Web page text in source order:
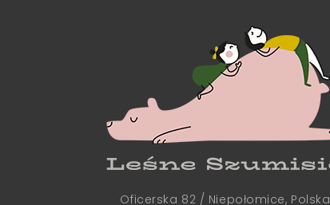
Oficerska 82 / Niepołomice, Polska